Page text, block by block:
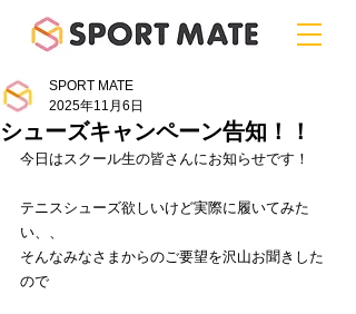
シューズキャンペーン告知！！
SPORT MATE
2025年11月6日
今日はスクール生の皆さんにお知らせです！
テニスシューズ欲しいけど実際に履いてみた
い、、
そんなみなさまからのご要望を沢山お聞きした
ので